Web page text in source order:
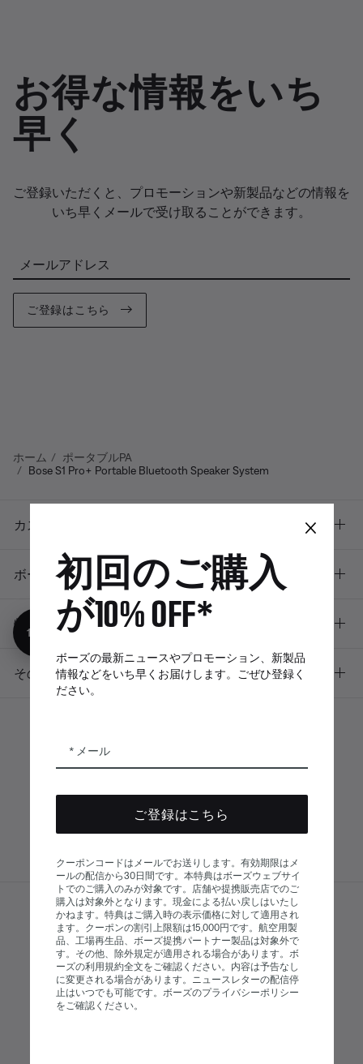
お得な情報をいち
早く
ご登録いただくと、プロモーションや新製品などの情報を
いち早くメールで受け取ることができます。
メールアドレス
ご登録はこちら
ホーム
ポータブルPA
Bose S1 Pro+ Portable Bluetooth Speaker System
カスタマーサポート
ボーズについて
特典
その他のリンク
ボーズアプリ
プリ
App
© Bose Corporation 2026 サイトマップ
法的事項 プライバシーポリシー
アクセシビリティ
クッキーに関する通知 販売条件
×
初回のご購入
が10% OFF*
ボーズの最新ニュースやプロモーション、新製品
情報などをいち早くお届けします。ごぜひ登録く
ださい。
メール
ご登録はこちら
クーポンコードはメールでお送りします。有効期限はメ
ールの配信から30日間です。本特典はボーズウェブサイ
トでのご購入のみが対象です。店舗や提携販売店でのご
購入は対象外となります。現金による払い戻しはいたし
かねます。特典はご購入時の表示価格に対して適用され
ます。クーポンの割引上限額は15,000円です。航空用製
品、工場再生品、ボーズ提携パートナー製品は対象外で
す。その他、除外規定が適用される場合があります。ボ
ーズの利用規約全文をご確認ください。内容は予告なし
に変更される場合があります。ニュースレターの配信停
止はいつでも可能です。ボーズのプライバシーポリシー
をご確認ください。
10%オフ